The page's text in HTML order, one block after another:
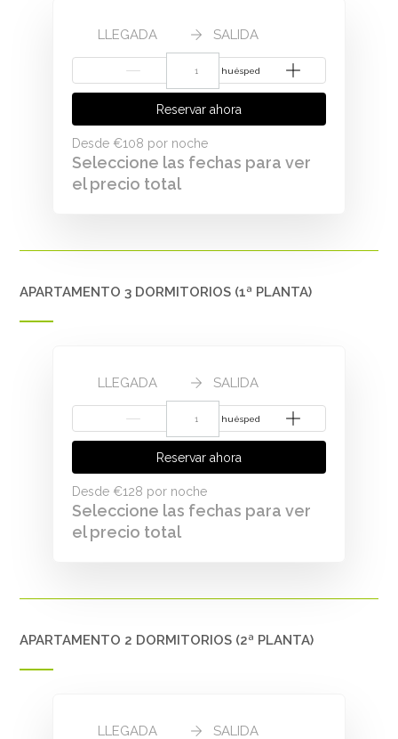
LLEGADA SALIDA
{{NumberOfGuests}} huésped
Reservar ahora
Desde €108 por noche
Seleccione las fechas para ver
el precio total
APARTAMENTO 3 DORMITORIOS (1ª PLANTA)
LLEGADA SALIDA
{{NumberOfGuests}} huésped
Reservar ahora
Desde €128 por noche
Seleccione las fechas para ver
el precio total
APARTAMENTO 2 DORMITORIOS (2ª PLANTA)
LLEGADA SALIDA